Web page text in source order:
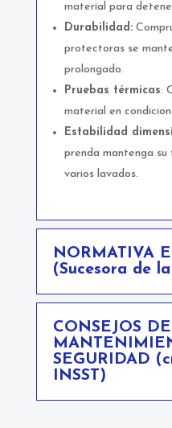
material para
Durabilidad:
protectoras se
prolongado.
Pruebas térmicas:
material en
Estabilidad
prenda mantenga
varios lavados.
NORMATIVA
(Sucesora de
CONSEJOS DE
SEGURIDAD
INSST)